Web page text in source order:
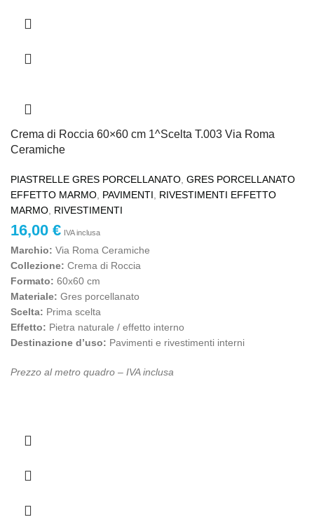
Crema di Roccia 60×60 cm 1^Scelta T.003 Via Roma
Ceramiche
PIASTRELLE GRES PORCELLANATO GRES PORCELLANATO
EFFETTO MARMO PAVIMENTI
RIVESTIMENTI EFFETTO
MARMO RIVESTIMENTI
16,00 € IVA inclusa
Marchio: Via Roma Ceramiche
Collezione: Crema di Roccia
Formato: 60x60 cm
Materiale: Gres porcellanato
Scelta: Prima scelta
Effetto: Pietra naturale / effetto interno
Destinazione d’uso: Pavimenti e rivestimenti interni
Prezzo al metro quadro – IVA inclusa